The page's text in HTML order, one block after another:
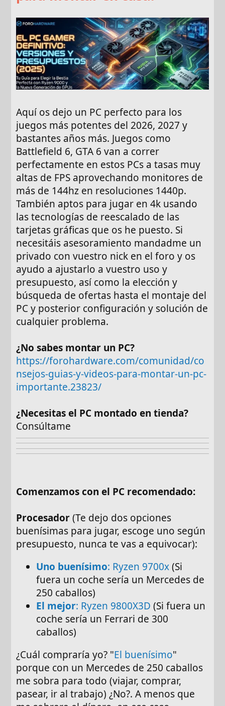
Aquí os dejo un PC perfecto para los
juegos más potentes del 2026, 2027 y
bastantes años más. Juegos como
Battlefield 6, GTA 6 van a correr
perfectamente en estos PCs a tasas muy
altas de FPS aprovechando monitores de
más de 144hz en resoluciones 1440p.
También aptos para jugar en 4k usando
las tecnologías de reescalado de las
tarjetas gráficas que os he puesto. Si
necesitáis asesoramiento mandadme un
privado con vuestro nick en el foro y os
ayudo a ajustarlo a vuestro uso y
presupuesto, así como la elección y
búsqueda de ofertas hasta el montaje del
PC y posterior configuración y solución de
cualquier problema.
¿No sabes montar un PC?
https://forohardware.com/comunidad/co
nsejos-guias-y-videos-para-montar-un-pc-
importante.23823/
¿Necesitas el PC montado en tienda?
Consúltame
Comenzamos con el PC recomendado:
Procesador(Te dejo dos opciones
buenísimas para jugar, escoge uno según
presupuesto, nunca te vas a equivocar):
Uno buenísimo: Ryzen 9700x(Si
fuera un coche sería un Mercedes de
250 caballos)
El mejor: Ryzen 9800X3D (Si fuera un
coche sería un Ferrari de 300
caballos)
¿Cuál compraría yo? "El buenísimo"
porque con un Mercedes de 250 caballos
me sobra para todo (viajar, comprar,
pasear, ir al trabajo) ¿No?. A menos que